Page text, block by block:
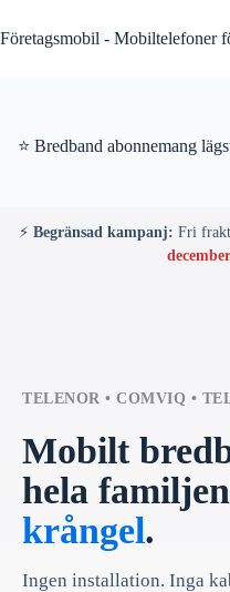
to
content
Företagsmobil - Mobiltelefoner
⭐ Bredband abonnemang
⚡ Begränsad kampanj: Fri
december
TELENOR • COMVIQ •
Mobilt
hela
krångel.
Ingen installation. Inga